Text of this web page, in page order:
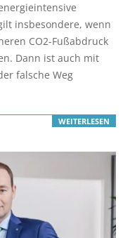
insbesondere, wenn
CO2-Fußabdruck
Dann ist auch mit
falsche Weg
WEITERLESEN